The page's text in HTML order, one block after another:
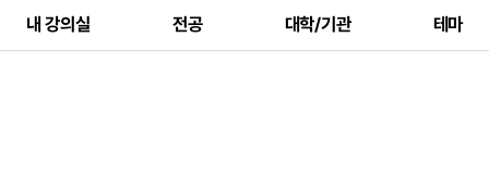
내 강의실 전공 대학/기관 테마